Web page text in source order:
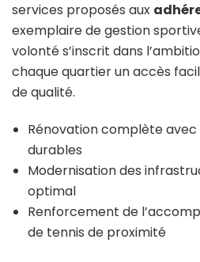
services proposés aux
exemplaire de gestion
volonté s’inscrit dans
chaque quartier un accès
de qualité.
Rénovation complète
durables
Modernisation des
optimal
Renforcement de
de tennis de proximité